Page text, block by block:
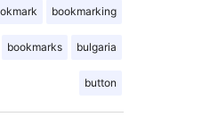
bookmarking
bookmarks bulgaria
button